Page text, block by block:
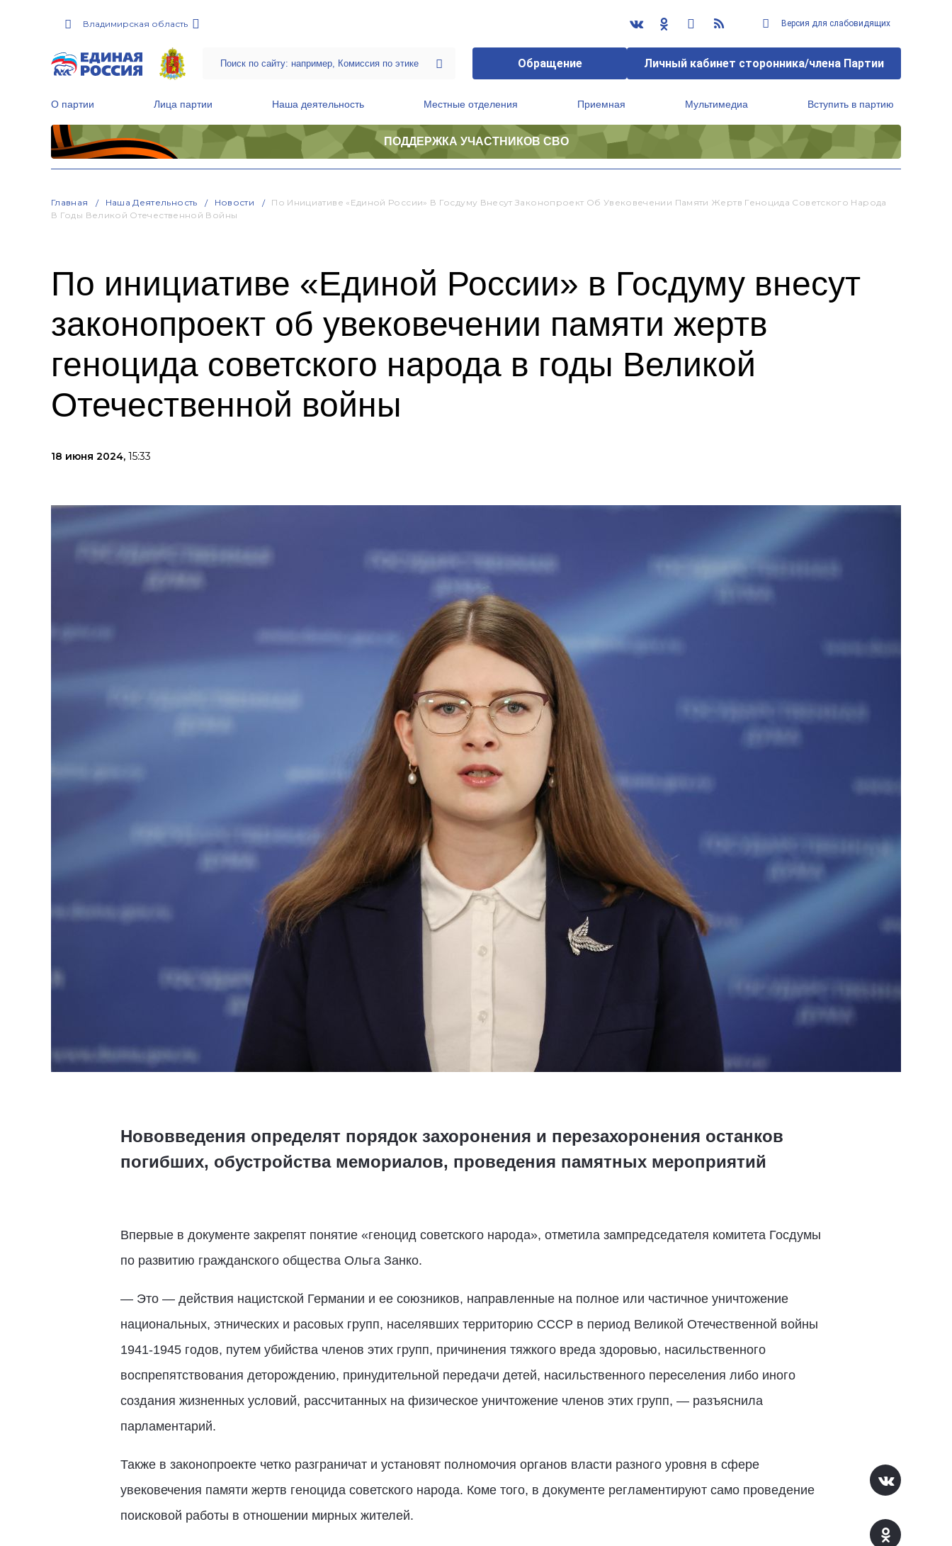
Владимирская область Версия для слабовидящих
Обращение Личный кабинет сторонника/члена Партии
О партии Лица партии Наша деятельность Местные отделения Приемная Мультимедиа Вступить в партию
ПОДДЕРЖКА УЧАСТНИКОВ СВО
Главная Наша Деятельность Новости
По Инициативе «Единой России» В Госдуму Внесут Законопроект Об Увековечении Памяти Жертв Геноцида Советского Народа
В Годы Великой Отечественной Войны
По инициативе «Единой России» в Госдуму внесут
законопроект об увековечении памяти жертв
геноцида советского народа в годы Великой
Отечественной войны
18 июня 2024, 15:33
Нововведения определят порядок захоронения и перезахоронения останков
погибших, обустройства мемориалов, проведения памятных мероприятий
Впервые в документе закрепят понятие «геноцид советского народа», отметила зампредседателя комитета Госдумы
по развитию гражданского общества Ольга Занко.
— Это — действия нацистской Германии и ее союзников, направленные на полное или частичное уничтожение
национальных, этнических и расовых групп, населявших территорию СССР в период Великой Отечественной войны
1941-1945 годов, путем убийства членов этих групп, причинения тяжкого вреда здоровью, насильственного
воспрепятствования деторождению, принудительной передачи детей, насильственного переселения либо иного
создания жизненных условий, рассчитанных на физическое уничтожение членов этих групп, — разъяснила
парламентарий.
Также в законопроекте четко разграничат и установят полномочия органов власти разного уровня в сфере
увековечения памяти жертв геноцида советского народа. Коме того, в документе регламентируют само проведение
поисковой работы в отношении мирных жителей.